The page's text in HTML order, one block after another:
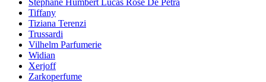
Stephane Humbert Lucas Rose De Petra
Tiffany
Tiziana Terenzi
Trussardi
Vilhelm Parfumerie
Widian
Xerjoff
Zarkoperfume